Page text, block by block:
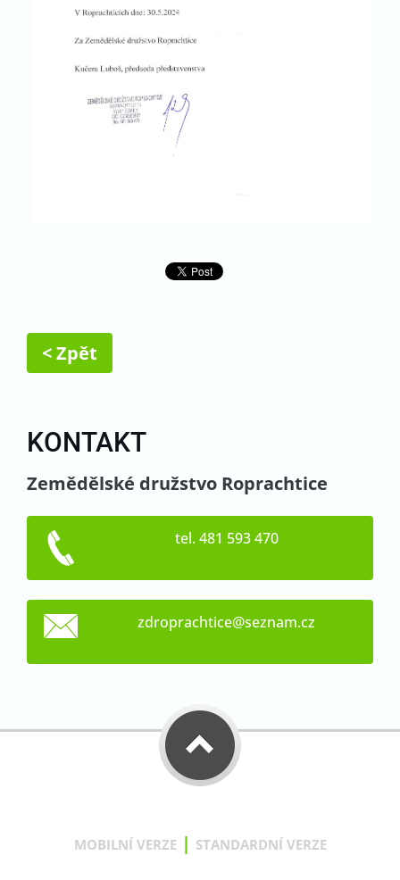
< Zpět
KONTAKT
Zemědělské družstvo Roprachtice
tel. 481 593 470
zdroprachtice@seznam.cz
MOBILNÍ VERZE | STANDARDNÍ VERZE